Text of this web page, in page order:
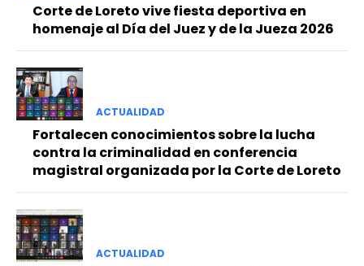
Corte de Loreto vive fiesta deportiva en
homenaje al Día del Juez y de la Jueza 2026
ACTUALIDAD
Fortalecen conocimientos sobre la lucha
contra la criminalidad en conferencia
magistral organizada por la Corte de Loreto
ACTUALIDAD